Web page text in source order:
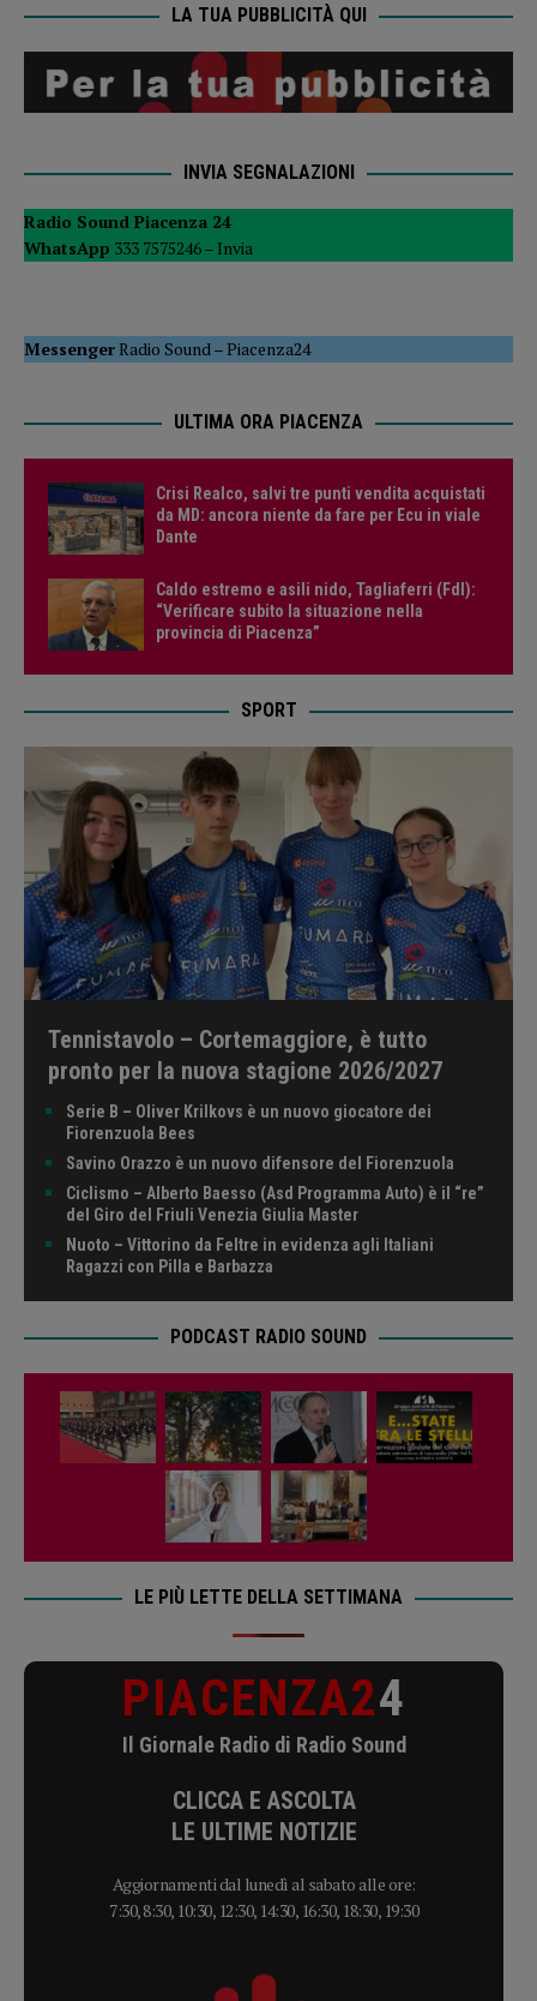
LA TUA PUBBLICITÀ QUI
INVIA SEGNALAZIONI
Radio Sound Piacenza 24
WhatsApp 333 7575246 – Invia
MessengerRadio Sound–Piacenza24
ULTIMA ORA PIACENZA
Crisi Realco, salvi tre punti vendita acquistati
da MD: ancora niente da fare per Ecu in viale
Dante
Caldo estremo e asili nido, Tagliaferri (FdI):
“Verificare subito la situazione nella
provincia di Piacenza”
SPORT
Tennistavolo – Cortemaggiore, è tutto
pronto per la nuova stagione 2026/2027
Serie B – Oliver Krilkovs è un nuovo giocatore dei
Fiorenzuola Bees
Savino Orazzo è un nuovo difensore del Fiorenzuola
Ciclismo – Alberto Baesso (Asd Programma Auto) è il “re”
del Giro del Friuli Venezia Giulia Master
Nuoto – Vittorino da Feltre in evidenza agli Italiani
Ragazzi con Pilla e Barbazza
PODCAST RADIO SOUND
LE PIÙ LETTE DELLA SETTIMANA
PIACENZA24
Il Giornale Radio di Radio Sound
CLICCA E ASCOLTA
LE ULTIME NOTIZIE
Aggiornamenti dal lunedì al sabato alle ore:
7:30, 8:30, 10:30, 12:30, 14:30, 16:30, 18:30, 19:30